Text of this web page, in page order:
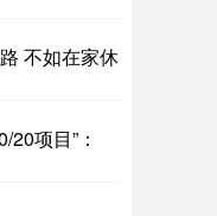
不如在家休
项目”：